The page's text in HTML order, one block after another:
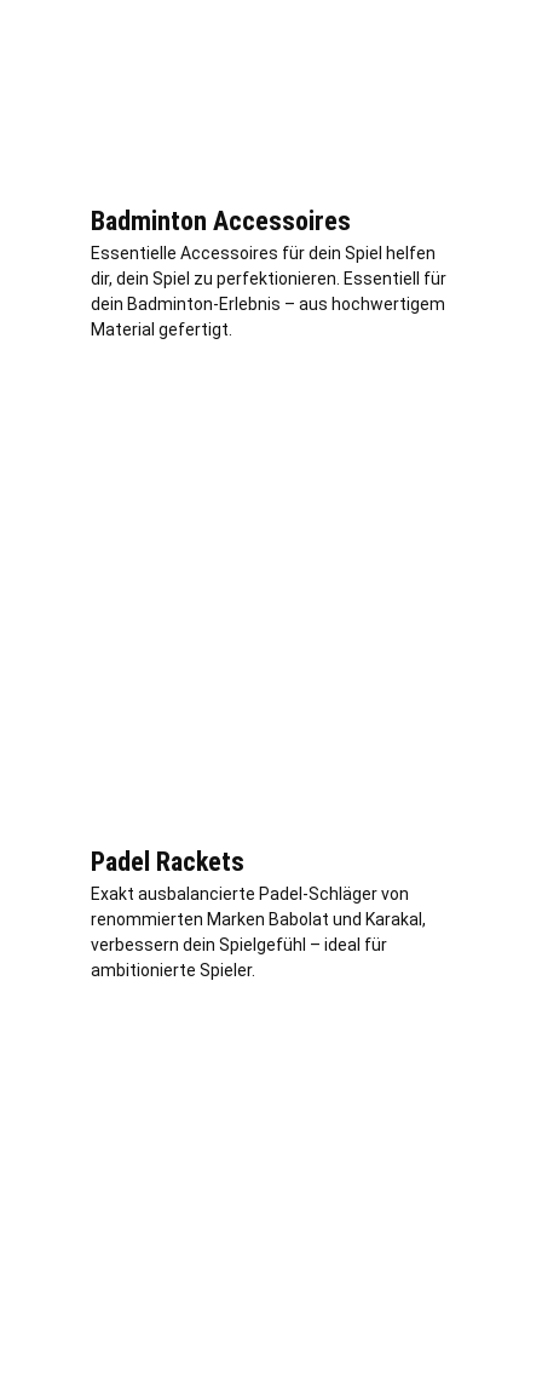
Badminton Accessoires
Essentielle Accessoires für dein Spiel helfen
dir, dein Spiel zu perfektionieren. Essentiell für
dein Badminton-Erlebnis – aus hochwertigem
Material gefertigt.
Padel Rackets
Exakt ausbalancierte Padel-Schläger von
renommierten Marken Babolat und Karakal,
verbessern dein Spielgefühl – ideal für
ambitionierte Spieler.